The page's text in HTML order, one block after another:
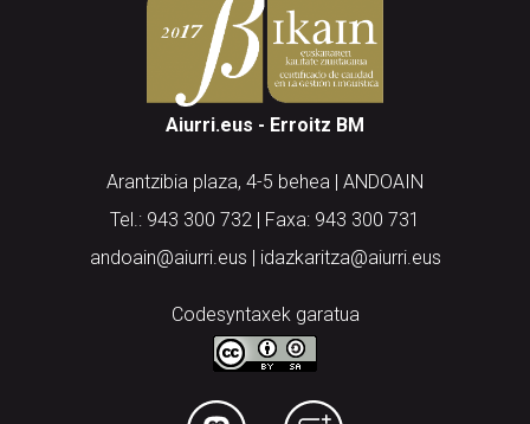
Aiurri.eus - Erroitz BM
Arantzibia plaza, 4-5 behea | ANDOAIN
Tel.: 943 300 732 | Faxa: 943 300 731
andoain@aiurri.eus | idazkaritza@aiurri.eus
Codesyntaxek garatua